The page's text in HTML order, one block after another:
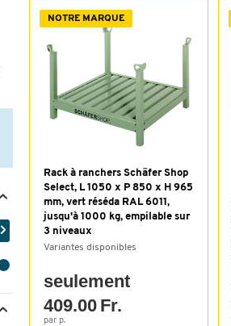
NOTRE MARQUE
Rack à ranchers Schäfer Shop
Select, L 1050 x P 850 x H 965
mm, vert réséda RAL 6011,
jusqu'à 1000 kg, empilable sur
3 niveaux
Variantes disponibles
seulement
409.00 Fr.
par p.